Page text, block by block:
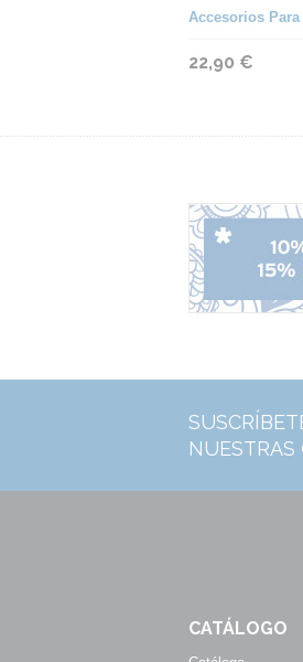
Accesorios Para
22,90 €
NUESTRAS
CATÁLOGO